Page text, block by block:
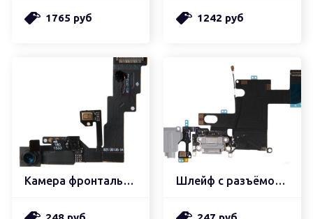
1765 руб 1242 руб
Камера фронтальная с датчиком приближения Шлейф с разъёмом зарядки ,микрофоном, гарнитуры и антенной